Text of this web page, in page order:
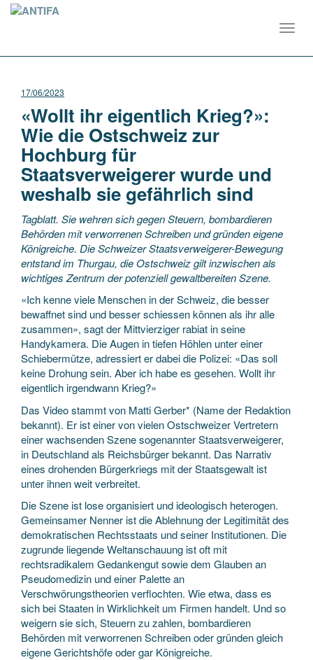
17/06/2023
«Wollt ihr eigentlich Krieg?»:
Wie die Ostschweiz zur
Hochburg für
Staatsverweigerer wurde und
weshalb sie gefährlich sind
Tagblatt. Sie wehren sich gegen Steuern, bombardieren
Behörden mit verworrenen Schreiben und gründen eigene
Königreiche. Die Schweizer Staatsverweigerer-Bewegung
entstand im Thurgau, die Ostschweiz gilt inzwischen als
wichtiges Zentrum der potenziell gewaltbereiten Szene.
«Ich kenne viele Menschen in der Schweiz, die besser
bewaffnet sind und besser schiessen können als ihr alle
zusammen», sagt der Mittvierziger rabiat in seine
Handykamera. Die Augen in tiefen Höhlen unter einer
Schiebermütze, adressiert er dabei die Polizei: «Das soll
keine Drohung sein. Aber ich habe es gesehen. Wollt ihr
eigentlich irgendwann Krieg?»
Das Video stammt von Matti Gerber* (Name der Redaktion
bekannt). Er ist einer von vielen Ostschweizer Vertretern
einer wachsenden Szene sogenannter Staatsverweigerer,
in Deutschland als Reichsbürger bekannt. Das Narrativ
eines drohenden Bürgerkriegs mit der Staatsgewalt ist
unter ihnen weit verbreitet.
Die Szene ist lose organisiert und ideologisch heterogen.
Gemeinsamer Nenner ist die Ablehnung der Legitimität des
demokratischen Rechtsstaats und seiner Institutionen. Die
zugrunde liegende Weltanschauung ist oft mit
rechtsradikalem Gedankengut sowie dem Glauben an
Pseudomedizin und einer Palette an
Verschwörungstheorien verflochten. Wie etwa, dass es
sich bei Staaten in Wirklichkeit um Firmen handelt. Und so
weigern sie sich, Steuern zu zahlen, bombardieren
Behörden mit verworrenen Schreiben oder gründen gleich
eigene Gerichtshöfe oder gar Königreiche.